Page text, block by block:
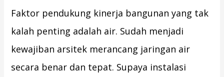
Faktor pendukung kinerja bangunan yang tak
kalah penting adalah air. Sudah menjadi
kewajiban arsitek merancang jaringan air
secara benar dan tepat. Supaya instalasi